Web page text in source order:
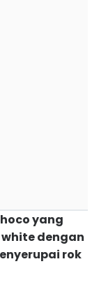
yang
dengan
rok